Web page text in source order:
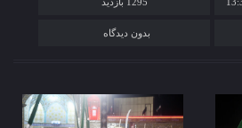
بدون دیدگاه